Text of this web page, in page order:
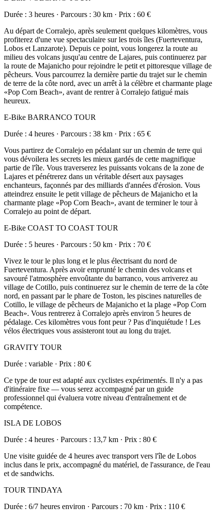
Durée : 3 heures · Parcours : 30 km · Prix : 60 €
Au départ de Corralejo, après seulement quelques kilomètres, vous
profiterez d'une vue spectaculaire sur les trois îles (Fuerteventura,
Lobos et Lanzarote). Depuis ce point, vous longerez la route au
milieu des volcans jusqu'au centre de Lajares, puis continuerez par
la route de Majanicho pour rejoindre le petit et pittoresque village de
pêcheurs. Vous parcourrez la dernière partie du trajet sur le chemin
de terre de la côte nord, avec un arrêt à la célèbre et charmante plage
«Pop Corn Beach», avant de rentrer à Corralejo fatigué mais
heureux.
E-Bike BARRANCO TOUR
Durée : 4 heures · Parcours : 38 km · Prix : 65 €
Vous partirez de Corralejo en pédalant sur un chemin de terre qui
vous dévoilera les secrets les mieux gardés de cette magnifique
partie de l'île. Vous traverserez les puissants volcans de la zone de
Lajares et pénétrerez dans un véritable désert aux paysages
enchanteurs, façonnés par des milliards d'années d'érosion. Vous
atteindrez ensuite le petit village de pêcheurs de Majanicho et la
charmante plage «Pop Corn Beach», avant de terminer le tour à
Corralejo au point de départ.
E-Bike COAST TO COAST TOUR
Durée : 5 heures · Parcours : 50 km · Prix : 70 €
Vivez le tour le plus long et le plus électrisant du nord de
Fuerteventura. Après avoir emprunté le chemin des volcans et
savouré l'atmosphère envoûtante du barranco, vous arriverez au
village de Cotillo, puis continuerez sur le chemin de terre de la côte
nord, en passant par le phare de Toston, les piscines naturelles de
Cotillo, le village de pêcheurs de Majanicho et la plage «Pop Corn
Beach». Vous rentrerez à Corralejo après environ 5 heures de
pédalage. Ces kilomètres vous font peur ? Pas d'inquiétude ! Les
vélos électriques vous assisteront tout au long du trajet.
GRAVITY TOUR
Durée : variable · Prix : 80 €
Ce type de tour est adapté aux cyclistes expérimentés. Il n'y a pas
d'itinéraire fixe — vous serez accompagné par un guide
professionnel qui évaluera votre niveau d'entraînement et de
compétence.
ISLA DE LOBOS
Durée : 4 heures · Parcours : 13,7 km · Prix : 80 €
Une visite guidée de 4 heures avec transport vers l'île de Lobos
inclus dans le prix, accompagné du matériel, de l'assurance, de l'eau
et de sandwichs.
TOUR TINDAYA
Durée : 6/7 heures environ · Parcours : 70 km · Prix : 110 €